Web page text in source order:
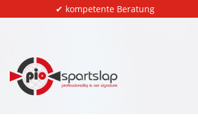
✔ kompetente Beratung